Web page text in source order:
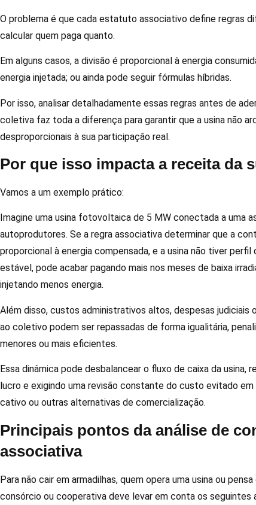
O problema é que cada estatuto associativo define regras
calcular quem paga quanto.
Em alguns casos, a divisão é proporcional à energia
energia injetada; ou ainda pode seguir fórmulas híbridas.
Por isso, analisar detalhadamente essas regras antes de
coletiva faz toda a diferença para garantir que a usina não
desproporcionais à sua participação real.
Por que isso impacta a receita da
Vamos a um exemplo prático:
Imagine uma usina fotovoltaica de 5 MW conectada a uma
autoprodutores. Se a regra associativa determinar que a
proporcional à energia compensada, e a usina não tiver perfil
estável, pode acabar pagando mais nos meses de baixa
injetando menos energia.
Além disso, custos administrativos altos, despesas judiciais
ao coletivo podem ser repassadas de forma igualitária,
menores ou mais eficientes.
Essa dinâmica pode desbalancear o fluxo de caixa da usina,
lucro e exigindo uma revisão constante do custo evitado
cativo ou outras alternativas de comercialização.
Principais pontos da análise de
associativa
Para não cair em armadilhas, quem opera uma usina ou
consórcio ou cooperativa deve levar em conta os seguintes